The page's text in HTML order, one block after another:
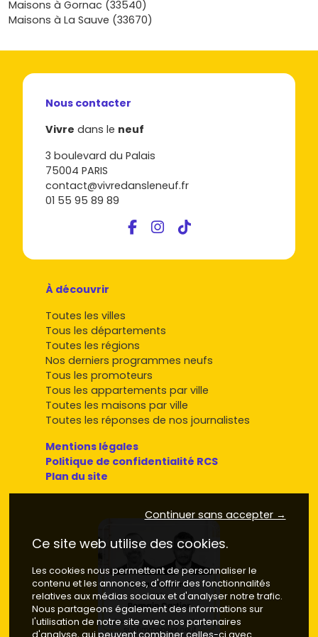
Vivre dans le neuf, tu explores facilement les annonces, tu
affines tes critères et tu te fais accompagner pour
Maisons à Gornac (33540)
Maisons à La Sauve (33670)
Nous contacter
Vivre dans le neuf
3 boulevard du Palais
75004 PARIS
contact@vivredansleneuf.fr
01 55 95 89 89
À découvrir
Toutes les villes
Tous les départements
Toutes les régions
Nos derniers programmes neufs
Tous les promoteurs
Tous les appartements par ville
Toutes les maisons par ville
Toutes les réponses de nos journalistes
Mentions légales
Politique de confidentialité RCS
Plan du site
Continuer sans accepter →
Ce site web utilise des cookies.
Les cookies nous permettent de personnaliser le
contenu et les annonces, d'offrir des fonctionnalités
relatives aux médias sociaux et d'analyser notre trafic.
Nous partageons également des informations sur
l'utilisation de notre site avec nos partenaires
d'analyse, qui peuvent combiner celles-ci avec